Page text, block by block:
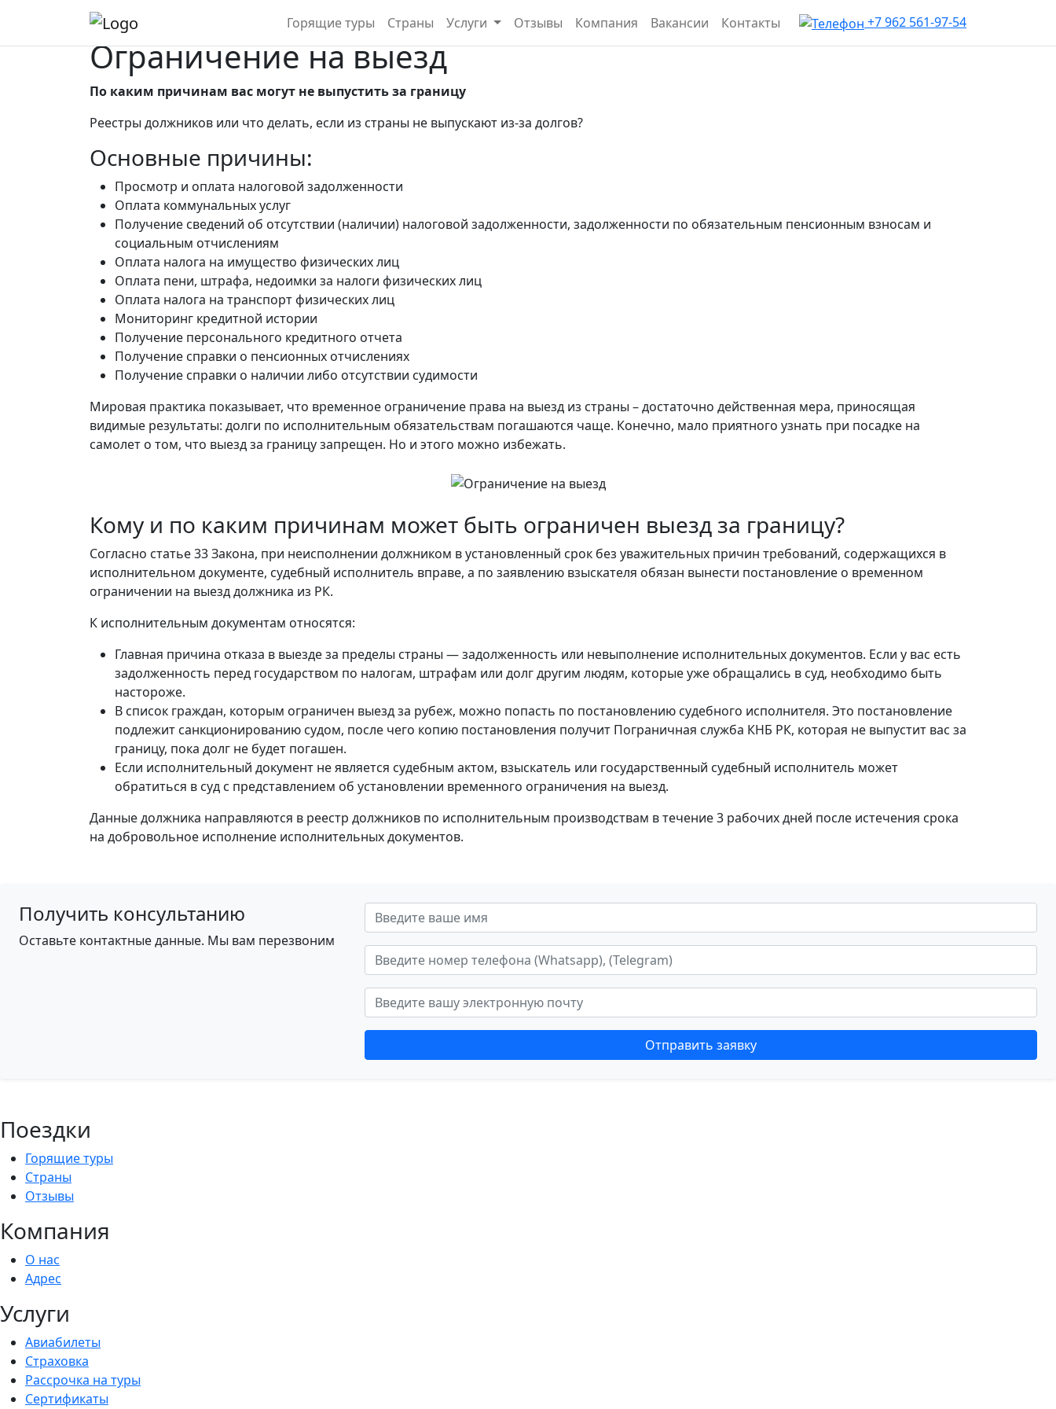
Горящие туры Страны Услуги Отзывы Компания Вакансии Контакты +7 962 561-97-54
Ограничение на выезд
По каким причинам вас могут не выпустить за границу
Реестры должников или что делать, если из страны не выпускают из-за долгов?
Основные причины:
Просмотр и оплата налоговой задолженности
Оплата коммунальных услуг
Получение сведений об отсутствии (наличии) налоговой задолженности, задолженности по обязательным пенсионным взносам и
социальным отчислениям
Оплата налога на имущество физических лиц
Оплата пени, штрафа, недоимки за налоги физических лиц
Оплата налога на транспорт физических лиц
Мониторинг кредитной истории
Получение персонального кредитного отчета
Получение справки о пенсионных отчислениях
Получение справки о наличии либо отсутствии судимости
Мировая практика показывает, что временное ограничение права на выезд из страны – достаточно действенная мера, приносящая
видимые результаты: долги по исполнительным обязательствам погашаются чаще. Конечно, мало приятного узнать при посадке на
самолет о том, что выезд за границу запрещен. Но и этого можно избежать.
Кому и по каким причинам может быть ограничен выезд за границу?
Согласно статье 33 Закона, при неисполнении должником в установленный срок без уважительных причин требований, содержащихся в
исполнительном документе, судебный исполнитель вправе, а по заявлению взыскателя обязан вынести постановление о временном
ограничении на выезд должника из РК.
К исполнительным документам относятся:
Главная причина отказа в выезде за пределы страны — задолженность или невыполнение исполнительных документов. Если у вас есть
задолженность перед государством по налогам, штрафам или долг другим людям, которые уже обращались в суд, необходимо быть
настороже.
В список граждан, которым ограничен выезд за рубеж, можно попасть по постановлению судебного исполнителя. Это постановление
подлежит санкционированию судом, после чего копию постановления получит Пограничная служба КНБ РК, которая не выпустит вас за
границу, пока долг не будет погашен.
Если исполнительный документ не является судебным актом, взыскатель или государственный судебный исполнитель может
обратиться в суд с представлением об установлении временного ограничения на выезд.
Данные должника направляются в реестр должников по исполнительным производствам в течение 3 рабочих дней после истечения срока
на добровольное исполнение исполнительных документов.
Получить консультанию
Оставьте контактные данные. Мы вам перезвоним
Отправить заявку
Поездки
Горящие туры
Страны
Отзывы
Компания
О нас
Адрес
Услуги
Авиабилеты
Страховка
Рассрочка на туры
Сертификаты